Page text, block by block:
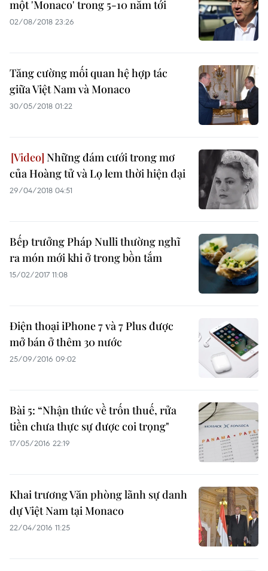
một 'Monaco' trong 5-10 năm tới
02/08/2018 23:26
Tăng cường mối quan hệ hợp tác
giữa Việt Nam và Monaco
30/05/2018 01:22
Những đám cưới trong mơ
của Hoàng tử và Lọ lem thời hiện đại
29/04/2018 04:51
Bếp trưởng Pháp Nulli thường nghĩ
ra món mới khi ở trong bồn tắm
15/02/2017 11:08
Điện thoại iPhone 7 và 7 Plus được
mở bán ở thêm 30 nước
25/09/2016 09:02
Bài 5: “Nhận thức về trốn thuế, rửa
tiền chưa thực sự được coi trọng"
17/05/2016 22:19
Khai trương Văn phòng lãnh sự danh
dự Việt Nam tại Monaco
22/04/2016 11:25